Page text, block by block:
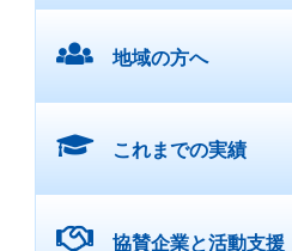
地域の方へ
これまでの実績
協賛企業と活動支援